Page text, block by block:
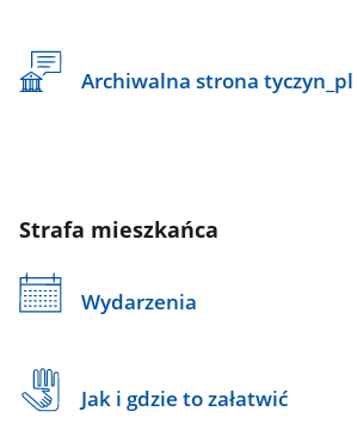
Archiwalna strona tyczyn_pl
Strafa mieszkańca
Wydarzenia
Jak i gdzie to załatwić